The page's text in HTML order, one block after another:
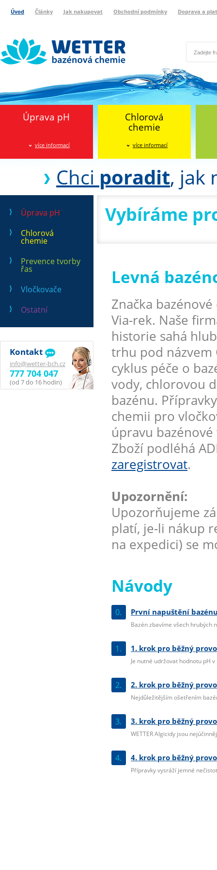
Úvod Články Jak nakupovat Obchodní podmínky Doprava a
Úprava pH
více informací
Chlorová
chemie
více informací
Chci poradit, jak
Úprava pH
Chlorová
chemie
Prevence tvorby
řas
Vločkovače
Ostatní
Kontakt
info@wetter-bch.cz
777 704 047
(od 7 do 16 hodin)
Vybíráme
Levná
Značka
Via-rek. Naše
historie sahá
trhu pod názvem
cyklus péče o
vody, chlorovou
bazénu.
chemii pro
úpravu bazénové
Zboží podléhá
zaregistrovat.
Upozornění:
Upozorňujeme
platí, je-li nákup
na expedici) se
Návody
0. První napuštění
Bazén zbavíme všech hrubých
1. 1. krok pro běžný
Je nutné udržovat hodnotu pH
2. 2. krok pro běžný
Nejdůležitějším ošetřením
3. 3. krok pro běžný
WETTER Algicidy jsou
4. 4. krok pro běžný
Přípravky vysráží jemné